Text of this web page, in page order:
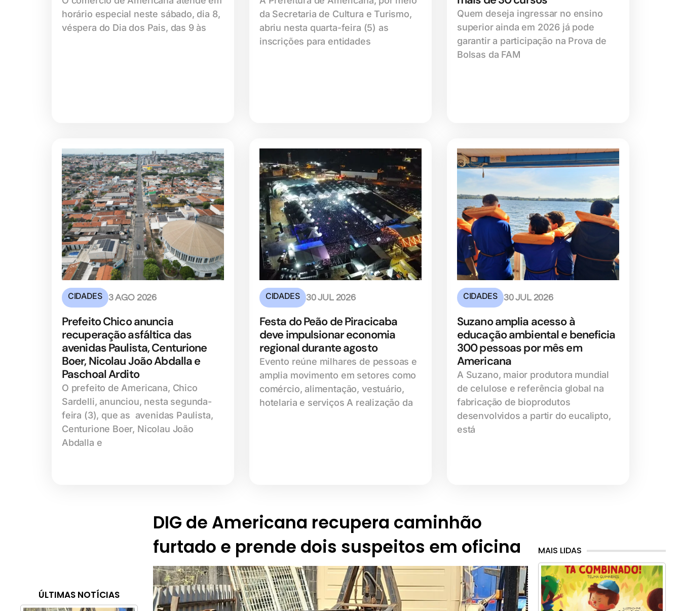
horário especial neste sábado, dia 8,
véspera do Dia dos Pais, das 9 às
da Secretaria de Cultura e Turismo,
abriu nesta quarta-feira (5) as
inscrições para entidades
Quem deseja ingressar no ensino
superior ainda em 2026 já pode
garantir a participação na Prova de
Bolsas da FAM
CIDADES 3 AGO 2026
Prefeito Chico anuncia
recuperação asfáltica das
avenidas Paulista, Centurione
Boer, Nicolau João Abdalla e
Paschoal Ardito
O prefeito de Americana, Chico
Sardelli, anunciou, nesta segunda-
feira (3), que as avenidas Paulista,
Centurione Boer, Nicolau João
Abdalla e
CIDADES 30 JUL 2026
Festa do Peão de Piracicaba
deve impulsionar economia
regional durante agosto
Evento reúne milhares de pessoas e
amplia movimento em setores como
comércio, alimentação, vestuário,
hotelaria e serviços A realização da
CIDADES 30 JUL 2026
Suzano amplia acesso à
educação ambiental e beneficia
300 pessoas por mês em
Americana
A Suzano, maior produtora mundial
de celulose e referência global na
fabricação de bioprodutos
desenvolvidos a partir do eucalipto,
está
ÚLTIMAS NOTÍCIAS
DIG de Americana recupera caminhão
furtado e prende dois suspeitos em oficina
MAIS LIDAS